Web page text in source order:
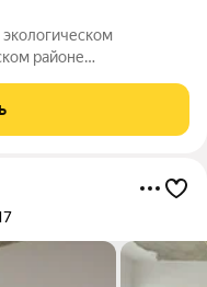
районе
кондиционера.